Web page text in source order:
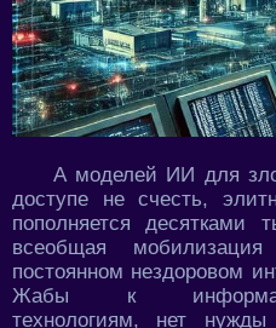
А моделей ИИ для
доступе не счесть,
пополняется десятками
всеобщая
постоянном нездоровом
Жабы к
технологиям, нет